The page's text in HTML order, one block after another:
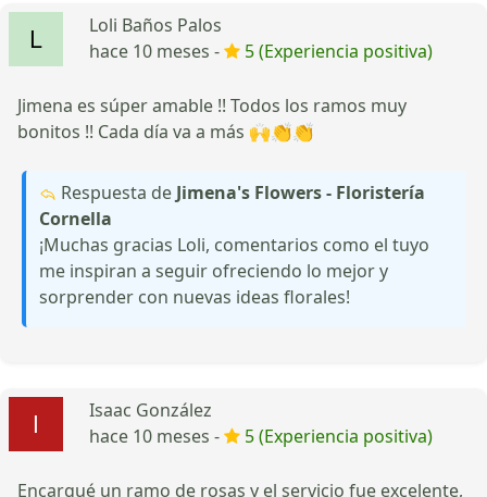
Loli Baños Palos
hace 10 meses -
5 (Experiencia positiva)
Jimena es súper amable !! Todos los ramos muy
bonitos !! Cada día va a más 🙌👏👏
Respuesta de Jimena's Flowers - Floristería
Cornella
¡Muchas gracias Loli, comentarios como el tuyo
me inspiran a seguir ofreciendo lo mejor y
sorprender con nuevas ideas florales!
Isaac González
hace 10 meses -
5 (Experiencia positiva)
Encargué un ramo de rosas y el servicio fue excelente,